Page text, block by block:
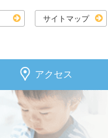
サイトマップ
アクセス